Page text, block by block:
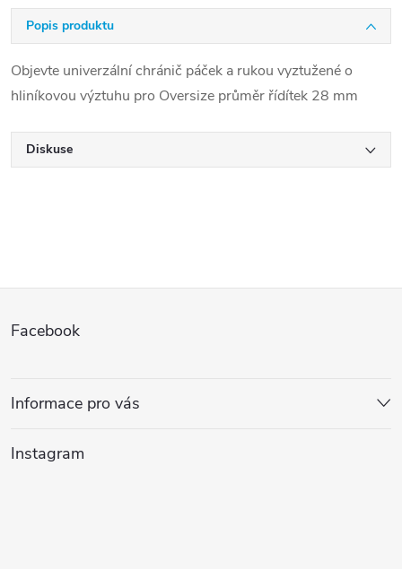
Popis produktu
Objevte univerzální chránič páček a rukou vyztužené o
hliníkovou výztuhu pro Oversize průměr řídítek 28 mm
Diskuse
p
a
Facebook
Informace pro vás
Instagram